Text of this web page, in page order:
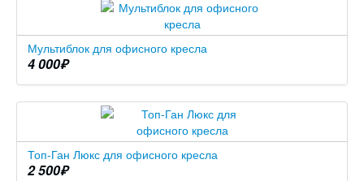
Мультиблок для офисного кресла
4 000₽
Топ-Ган Люкс для офисного кресла
2 500₽